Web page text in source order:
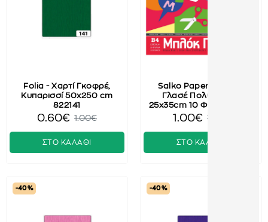
Folia - Χαρτί Γκοφρέ,
Κυπαρισσί 50x250 cm
822141
0.60€ 1.00€
ΣΤΟ ΚΑΛΑΘΙ
Salko Paper - Μπλοκ
Γλασέ Πολύχρωμο
25x35cm 10 Φύλλα 2004
1.00€ 1.50€
ΣΤΟ ΚΑΛΑΘΙ
-40 % -40 %